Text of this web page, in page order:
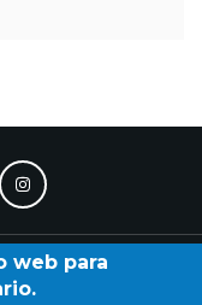
Calendario
web para